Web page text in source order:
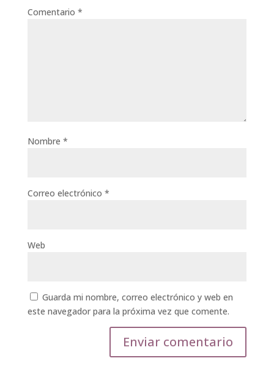
Comentario *
Nombre *
Correo electrónico *
Web
Guarda mi nombre, correo electrónico y web en
este navegador para la próxima vez que comente.